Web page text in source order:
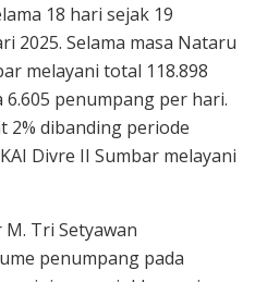
18 hari sejak 19
2025. Selama masa Nataru
melayani total 118.898
penumpang per hari.
2% dibanding periode
Divre II Sumbar melayani
M. Tri Setyawan
penumpang pada